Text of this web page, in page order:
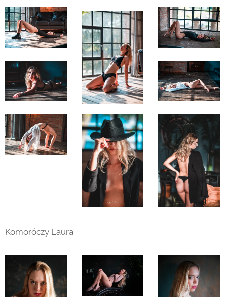
Komoróczy Laura